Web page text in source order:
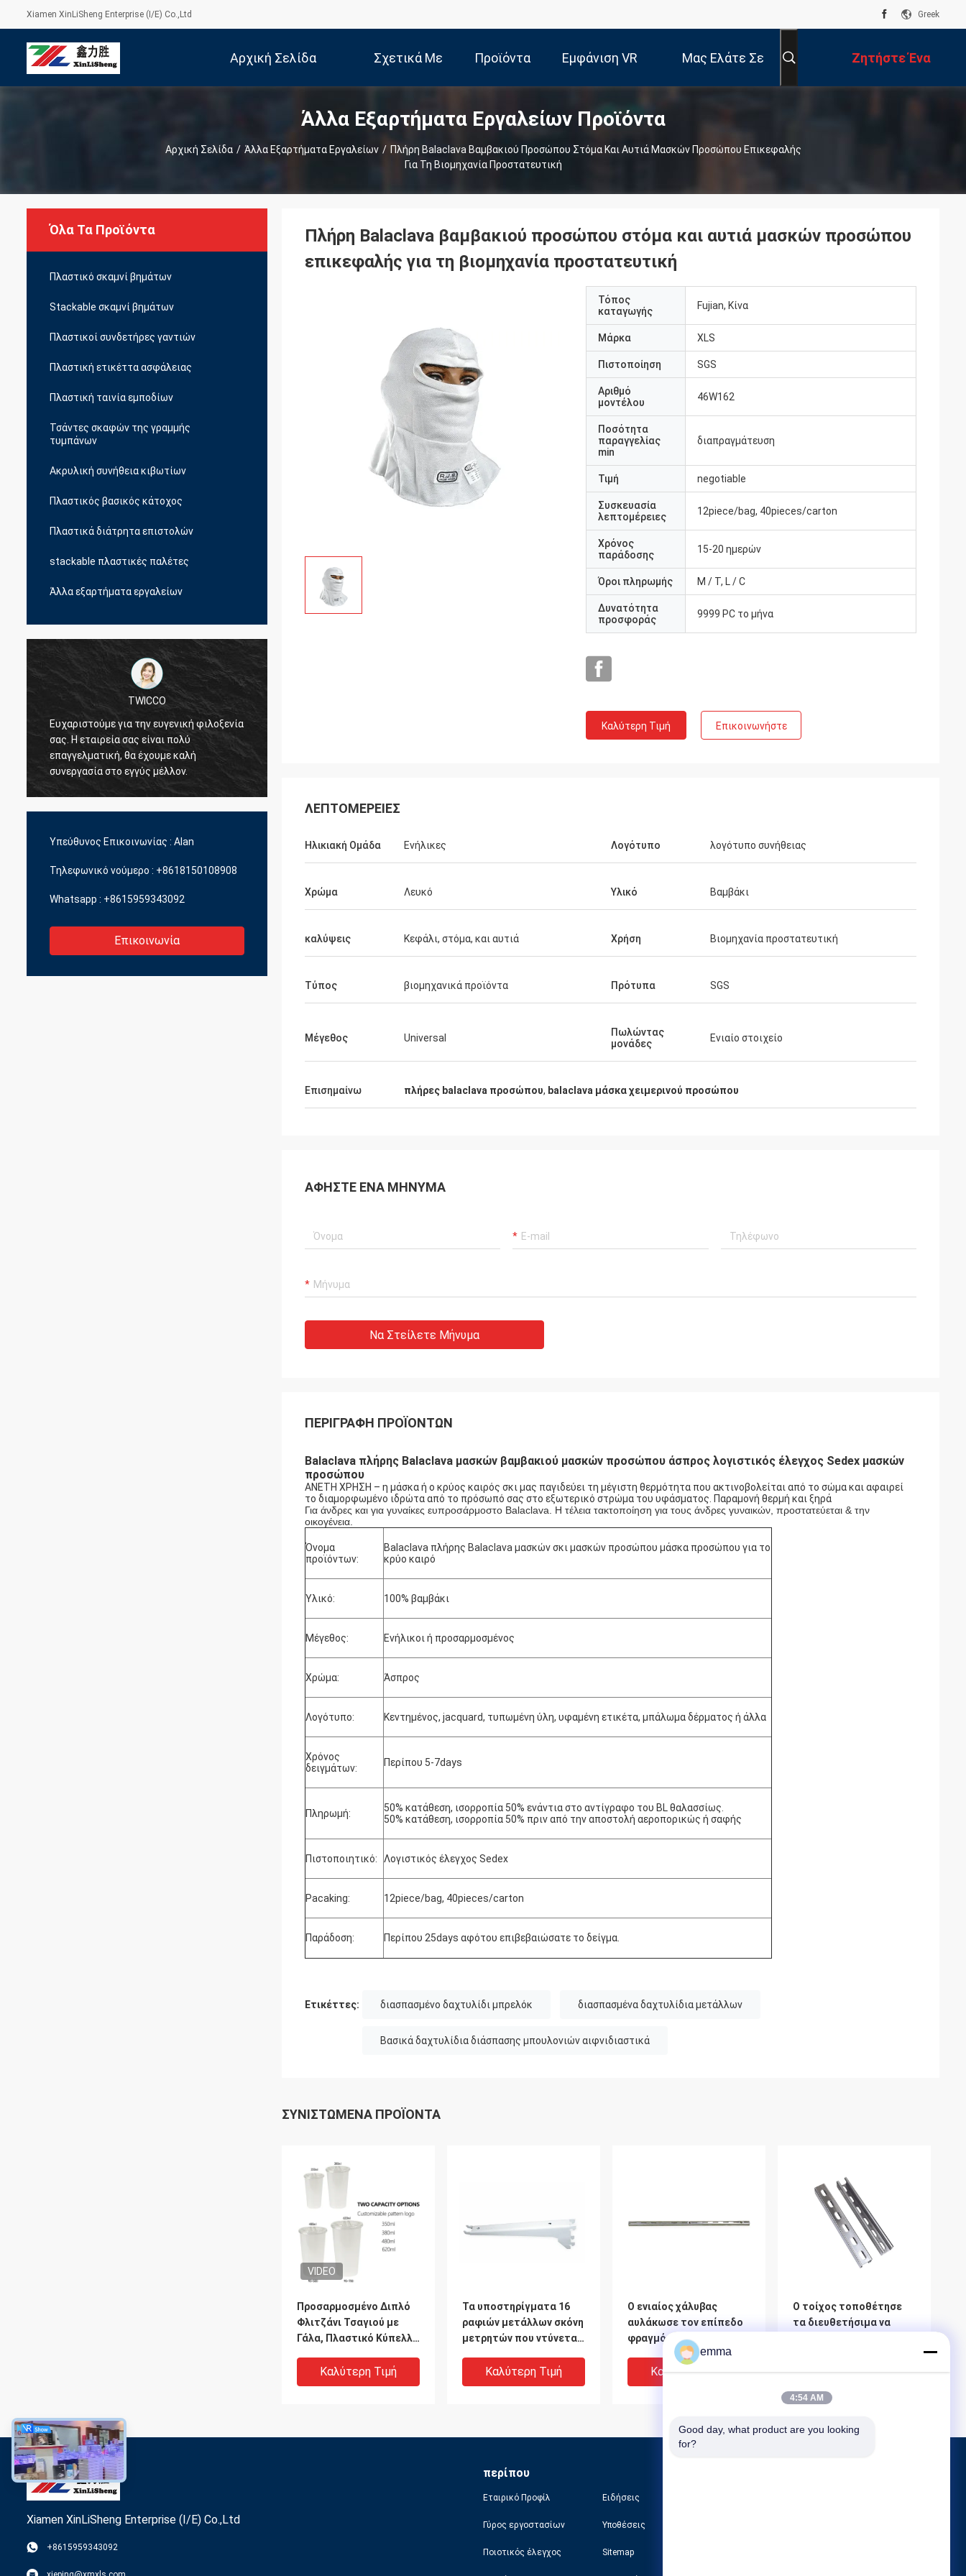
Xiamen XinLiSheng Enterprise (I/E) Co.,Ltd Greek
Αρχική Σελίδα Σχετικά Με
Εμάς
Προϊόντα Εμφάνιση VR Μας Ελάτε Σε Ζητήστε Ένα
Απόσπασμα
Άλλα Εξαρτήματα Εργαλείων Προϊόντα
Αρχική Σελίδα / Άλλα Εξαρτήματα Εργαλείων / Πλήρη Balaclava Βαμβακιού Προσώπου Στόμα Και Αυτιά Μασκών Προσώπου Επικεφαλής
Για Τη Βιομηχανία Προστατευτική
Όλα Τα Προϊόντα
Πλαστικό σκαμνί βημάτων
Stackable σκαμνί βημάτων
Πλαστικοί συνδετήρες γαντιών
Πλαστική ετικέττα ασφάλειας
Πλαστική ταινία εμποδίων
Τσάντες σκαφών της γραμμής
τυμπάνων
Ακρυλική συνήθεια κιβωτίων
Πλαστικός βασικός κάτοχος
Πλαστικά διάτρητα επιστολών
stackable πλαστικές παλέτες
Άλλα εξαρτήματα εργαλείων
TWICCO
Ευχαριστούμε για την ευγενική φιλοξενία
σας. Η εταιρεία σας είναι πολύ
επαγγελματική, θα έχουμε καλή
συνεργασία στο εγγύς μέλλον.
ποικιλίες των προϊόντων.
Υπεύθυνος Επικοινωνίας : Alan
Τηλεφωνικό νούμερο : +8618150108908
Whatsapp : +8615959343092
Επικοινωνία
Πλήρη Balaclava βαμβακιού προσώπου στόμα και αυτιά μασκών προσώπου
επικεφαλής για τη βιομηχανία προστατευτική
Τόπος
καταγωγής
Fujian, Κίνα
Μάρκα XLS
Πιστοποίηση SGS
Αριθμό
μοντέλου
46W162
Ποσότητα
παραγγελίας
min
διαπραγμάτευση
Τιμή negotiable
Συσκευασία
λεπτομέρειες
12piece/bag, 40pieces/carton
Χρόνος
παράδοσης
15-20 ημερών
Όροι πληρωμής Μ / Τ, L / C
Δυνατότητα
προσφοράς
9999 PC το μήνα
Καλύτερη Τιμή Επικοινωνήστε
ΛΕΠΤΟΜΈΡΕΙΕΣ
Ηλικιακή Ομάδα Ενήλικες Λογότυπο λογότυπο συνήθειας
Χρώμα Λευκό Υλικό Βαμβάκι
καλύψεις Κεφάλι, στόμα, και αυτιά Χρήση Βιομηχανία προστατευτική
Τύπος βιομηχανικά προϊόντα Πρότυπα SGS
Μέγεθος Universal
Πωλώντας
μονάδες
Ενιαίο στοιχείο
Επισημαίνω πλήρες balaclava προσώπου, balaclava μάσκα χειμερινού προσώπου
ΑΦΉΣΤΕ ΈΝΑ ΜΉΝΥΜΑ
Να Στείλετε Μήνυμα
ΠΕΡΙΓΡΑΦΉ ΠΡΟΪΌΝΤΩΝ
Balaclava πλήρης Balaclava μασκών βαμβακιού μασκών προσώπου άσπρος λογιστικός έλεγχος Sedex μασκών
προσώπου
ΑΝΕΤΗ ΧΡΗΣΗ – η μάσκα ή ο κρύος καιρός σκι μας παγιδεύει τη μέγιστη θερμότητα που ακτινοβολείται από το σώμα και αφαιρεί
το διαμορφωμένο ιδρώτα από το πρόσωπό σας στο εξωτερικό στρώμα του υφάσματος. Παραμονή θερμή και ξηρά
Για άνδρες και για γυναίκες ευπροσάρμοστο Balaclava. Η τέλεια τακτοποίηση για τους άνδρες γυναικών, προστατεύεται & την
οικογένεια.
Όνομα
προϊόντων:
Balaclava πλήρης Balaclava μασκών σκι μασκών προσώπου μάσκα προσώπου για το
κρύο καιρό
Υλικό: 100% βαμβάκι
Μέγεθος: Ενήλικοι ή προσαρμοσμένος
Χρώμα: Άσπρος
Λογότυπο: Κεντημένος, jacquard, τυπωμένη ύλη, υφαμένη ετικέτα, μπάλωμα δέρματος ή άλλα
Χρόνος
δειγμάτων:
Περίπου 5-7days
Πληρωμή:
50% κατάθεση, ισορροπία 50% ενάντια στο αντίγραφο του BL θαλασσίως.
50% κατάθεση, ισορροπία 50% πριν από την αποστολή αεροπορικώς ή σαφής
Πιστοποιητικό: Λογιστικός έλεγχος Sedex
Pacaking: 12piece/bag, 40pieces/carton
Παράδοση: Περίπου 25days αφότου επιβεβαιώσατε το δείγμα.
Ετικέττες: διασπασμένο δαχτυλίδι μπρελόκ διασπασμένα δαχτυλίδια μετάλλων
Βασικά δαχτυλίδια διάσπασης μπουλονιών αιφνιδιαστικά
ΣΥΝΙΣΤΏΜΕΝΑ ΠΡΟΪΌΝΤΑ
VIDEO
Προσαρμοσμένο Διπλό
Φλιτζάνι Τσαγιού με
Γάλα, Πλαστικό Κύπελλο
Καλύτερη Τιμή
Τα υποστηρίγματα 16
ραφιών μετάλλων σκόνη
μετρητών που ντύνεται
μεσαίας ισχύος
Καλύτερη Τιμή
Ο ενιαίος χάλυβας
αυλάκωσε τον επίπεδο
φραγμό μετάλλων 1,06
λίβρες στέλνοντας το
βάρος Boltless/να
τοποθετήσει σε ράφι
Καλύτερη Τιμή
Ο τοίχος τοποθέτησε
τα διευθετήσιμα να
αυλακωμένα πρότυπα
Καλύτερη Τιμή
Xiamen XinLiSheng Enterprise (I/E) Co.,Ltd
+8615959343092
περίπου
Εταιρικό Προφίλ
Γύρος εργοστασίων
Ποιοτικός έλεγχος
Ειδήσεις
Υποθέσεις
Sitemap
emma
4:54 AM
Good day, what product are you looking
for?